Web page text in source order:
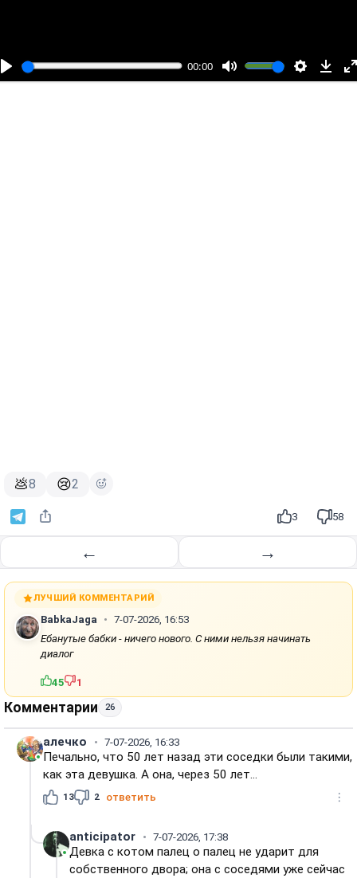
00:00
💩8 😢2
3 58
← →
ЛУЧШИЙ КОММЕНТАРИЙ
BabkaJaga
7-07-2026, 16:53
Ебанутые бабки - ничего нового. С ними нельзя начинать
диалог
45 1
Комментарии 26
алечко 7-07-2026, 16:33
Печально, что 50 лет назад эти соседки были такими,
как эта девушка. А она, через 50 лет...
13 2 ответить
anticipator 7-07-2026, 17:38
Девка с котом палец о палец не ударит для
собственного двора; она с соседями уже сейчас